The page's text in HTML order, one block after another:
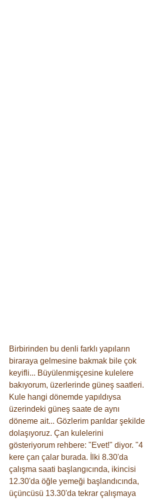
Birbirinden bu denli farklı yapıların
biraraya gelmesine bakmak bile çok
keyifli... Büyülenmişçesine kulelere
bakıyorum, üzerlerinde güneş saatleri.
Kule hangi dönemde yapıldıysa
üzerindeki güneş saate de aynı
döneme ait... Gözlerim parıldar şekilde
dolaşıyoruz. Çan kulelerini
gösteriyorum rehbere: "Evet!" diyor. "4
kere çan çalar burada. İlki 8.30'da
çalışma saati başlangıcında, ikincisi
12.30'da öğle yemeği başlandıcında,
üçüncüsü 13.30'da tekrar çalışmaya